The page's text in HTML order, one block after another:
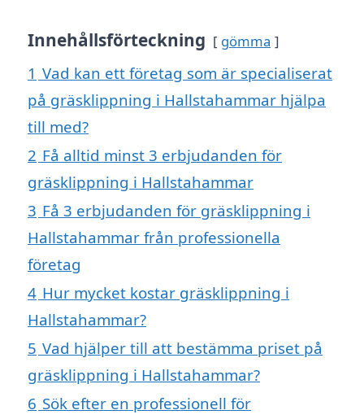
Innehållsförteckning gömma
1 Vad kan ett företag som är specialiserat
på gräsklippning i Hallstahammar hjälpa
till med?
2 Få alltid minst 3 erbjudanden för
gräsklippning i Hallstahammar
3 Få 3 erbjudanden för gräsklippning i
Hallstahammar från professionella
företag
4 Hur mycket kostar gräsklippning i
Hallstahammar?
5 Vad hjälper till att bestämma priset på
gräsklippning i Hallstahammar?
6 Sök efter en professionell för